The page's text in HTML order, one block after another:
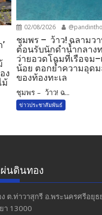
ง
ม้
02/08/2026
ชุมพร – ว้าว! ฉลามว
ต้อนรับนักดำน้ำกลาง
ว่ายอวดโฉมที่เรือจม–
น้อย ตอกย้ำความอุด
ของท้องทะเล
ชุมพร – ว้าว! ฉ...
ข่าวประชาสัมพันธ์
นดินทอง
ต.​ท่าวาสุกรี​ อ.พระนครศรีอยุธ
า 13000